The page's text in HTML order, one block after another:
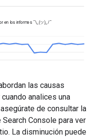
en los informes ¯\_(ツ)_/¯
las causas
analices una
de consultar la
Search Console para ver
La disminución puede